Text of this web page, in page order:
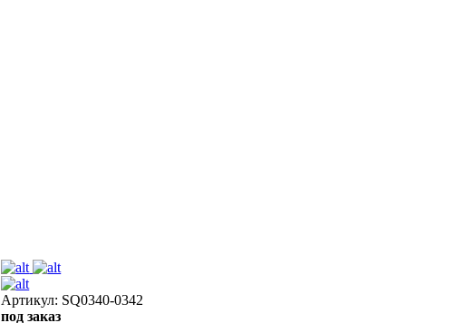
Артикул: SQ0340-0342
под заказ